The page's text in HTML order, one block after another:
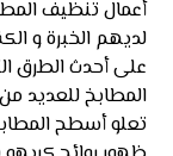
أعمال تنظيف
لديهم الخبرة و
على أحدث الطرق
المطابخ للعديد
تعلو أسطح